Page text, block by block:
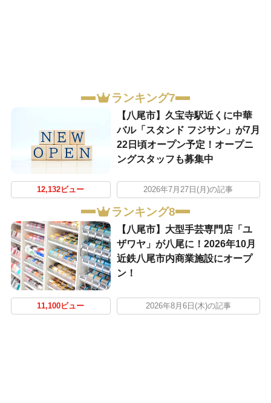
ランキング7
【八尾市】久宝寺駅近くに中華
バル「スタンド フジサン」が7月
22日頃オープン予定！オープニ
ングスタッフも募集中
12,132ビュー 2026年7月27日(月)の記事
ランキング8
【八尾市】大型手芸専門店「ユ
ザワヤ」が八尾に！2026年10月
近鉄八尾市内商業施設にオープ
ン！
11,100ビュー 2026年8月6日(木)の記事